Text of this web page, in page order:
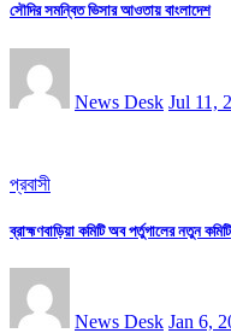
সৌদির সমন্বিত ভিসার আওতায় বাংলাদেশ
News Desk Jul 11,
প্রবাসী
ব্রাহ্মণবাড়িয়া কমিটি অব পর্তুগালের নতুন কমিটি
News Desk Jan 6,